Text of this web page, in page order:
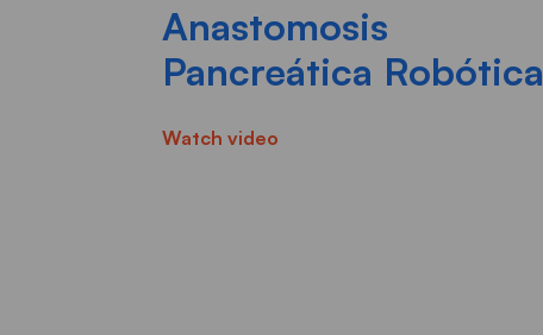
Anastomosis
Pancreática Robótica
Watch video